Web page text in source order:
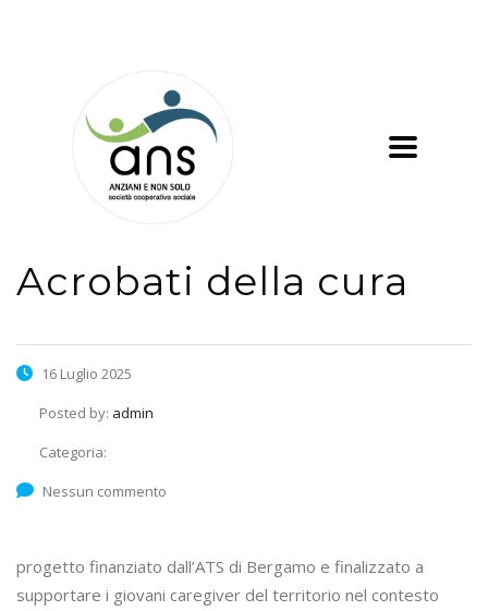
Acrobati della cura
16 Luglio 2025
Posted by: admin
Categoria:
Nessun commento
progetto finanziato dall’ATS di Bergamo e finalizzato a
supportare i giovani caregiver del territorio nel contesto